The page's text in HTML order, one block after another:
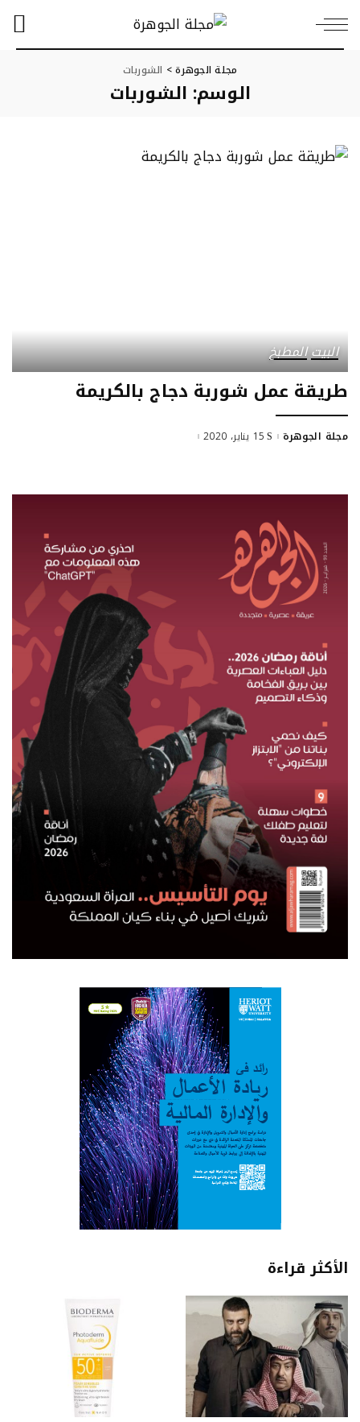
مجلة الجوهرة> الشوربات
الوسم: الشوربات
البيتالمطبخ
طريقة عمل شوربة دجاج بالكريمة
Posted
مجلة الجوهرة 15 يناير، 2020
الأكثر قراءة